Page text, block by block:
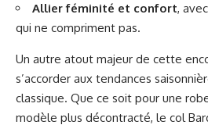
Allier féminité et confort,
qui ne compriment pas.
Un autre atout majeur de cette
s’accorder aux tendances
classique. Que ce soit pour une
modèle plus décontracté, le col